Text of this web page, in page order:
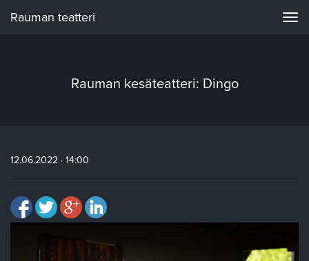
Rauman teatteri
Rauman kesäteatteri: Dingo
12.06.2022 · 14:00